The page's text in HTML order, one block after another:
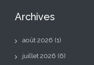
Archives
août 2026 (1)
juillet 2026 (6)